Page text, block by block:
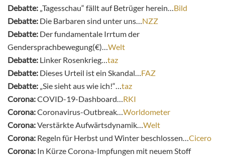
Debatte: „Tagesschau“ fällt auf Betrüger herein… Bild
Debatte: Die Barbaren sind unter uns… NZZ
Debatte: Der fundamentale Irrtum der
Gendersprachbewegung(€)… Welt
Debatte: Linker Rosenkrieg… taz
Debatte: Dieses Urteil ist ein Skandal… FAZ
Debatte: „Sie sieht aus wie ich!“… taz
Corona:COVID-19-Dashboard… RKI
Corona:Coronavirus-Outbreak… Worldometer
Corona:Verstärkte Aufwärtsdynamik… Welt
Corona: Regeln für Herbst und Winter beschlossen… Cicero
Corona: In Kürze Corona-Impfungen mit neuem Stoff